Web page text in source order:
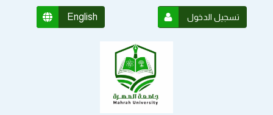
English تسجيل الدخول